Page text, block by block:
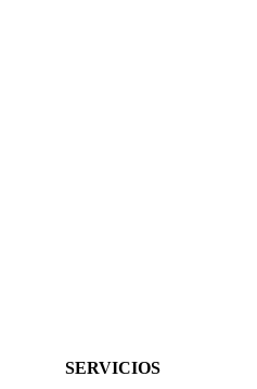
SERVICIOS